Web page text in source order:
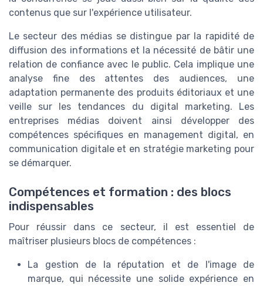
contenus que sur l'expérience utilisateur.
Le secteur des médias se distingue par la rapidité de
diffusion des informations et la nécessité de bâtir une
relation de confiance avec le public. Cela implique une
analyse fine des attentes des audiences, une
adaptation permanente des produits éditoriaux et une
veille sur les tendances du digital marketing. Les
entreprises médias doivent ainsi développer des
compétences spécifiques en management digital, en
communication digitale et en stratégie marketing pour
se démarquer.
Compétences et formation : des blocs
indispensables
Pour réussir dans ce secteur, il est essentiel de
maîtriser plusieurs blocs de compétences :
La gestion de la réputation et de l'image de
marque, qui nécessite une solide expérience en